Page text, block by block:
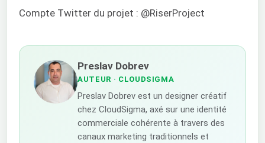
Compte Twitter du projet : @RiserProject
Preslav Dobrev
AUTEUR · CLOUDSIGMA
Preslav Dobrev est un designer créatif
chez CloudSigma, axé sur une identité
commerciale cohérente à travers des
canaux marketing traditionnels et